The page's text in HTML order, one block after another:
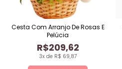
3x de R$ 69,87
R$209,62
Cesta Com Arranjo De Rosas E
Pelúcia